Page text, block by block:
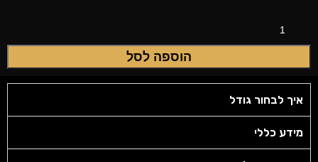
הוספה לסל
איך לבחור גודל
מידע כללי